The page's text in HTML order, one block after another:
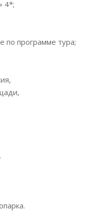
4*;
по программе тура;